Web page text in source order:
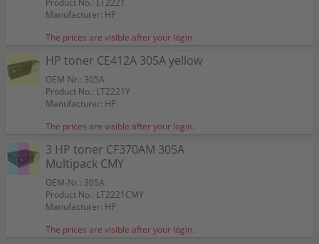
Product No.: LT2221
Manufacturer: HP
The prices are visible after your login.
HP toner CE412A 305A yellow
OEM-Nr.: 305A
Product No.: LT2221Y
Manufacturer: HP
The prices are visible after your login.
3 HP toner CF370AM 305A
Multipack CMY
OEM-Nr.: 305A
Product No.: LT2221CMY
Manufacturer: HP
The prices are visible after your login.